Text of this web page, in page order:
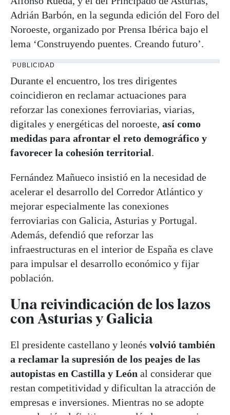
Adrián Barbón, en la segunda edición del Foro del
Noroeste, organizado por Prensa Ibérica bajo el
lema ‘Construyendo puentes. Creando futuro’.
PUBLICIDAD
Durante el encuentro, los tres dirigentes
coincidieron en reclamar actuaciones para
reforzar las conexiones ferroviarias, viarias,
digitales y energéticas del noroeste, así como
medidas para afrontar el reto demográfico y
favorecer la cohesión territorial.
Fernández Mañueco insistió en la necesidad de
acelerar el desarrollo del Corredor Atlántico y
mejorar especialmente las conexiones
ferroviarias con Galicia, Asturias y Portugal.
Además, defendió que reforzar las
infraestructuras en el interior de España es clave
para impulsar el desarrollo económico y fijar
población.
Una reivindicación de los lazos
con Asturias y Galicia
El presidente castellano y leonés volvió también
a reclamar la supresión de los peajes de las
autopistas en Castilla y León al considerar que
restan competitividad y dificultan la atracción de
empresas e inversiones. Mientras no se adopte